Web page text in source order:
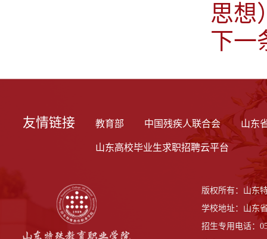
思想
下一
友情链接 教育部 中国残疾人联合会 山东
山东高校毕业生求职招聘云平台
版权所有：山
学校地址：山东
招生专用电话：